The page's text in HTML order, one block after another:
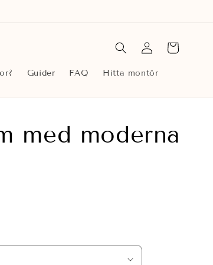
Guider FAQ Hitta montör
Logga
Varukorg
med moderna